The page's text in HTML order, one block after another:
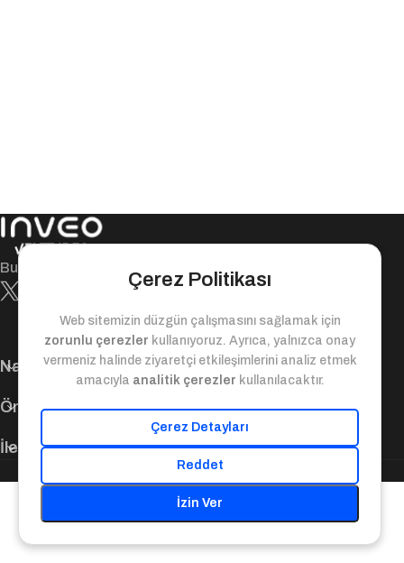
Bugün ile yarın arasındaki değer köprüsü!
Navigasyon
Önemli Bağlantılar
İletişim Bilgileri
© 2025. Inveo Ventures. Tüm Hakları Saklıdır.
Çerez Politikası
Web sitemizin düzgün çalışmasını sağlamak için
zorunlu çerezler kullanıyoruz. Ayrıca, yalnızca onay
vermeniz halinde ziyaretçi etkileşimlerini analiz etmek
amacıyla analitik çerezler kullanılacaktır.
Çerez Detayları
Reddet
İzin Ver